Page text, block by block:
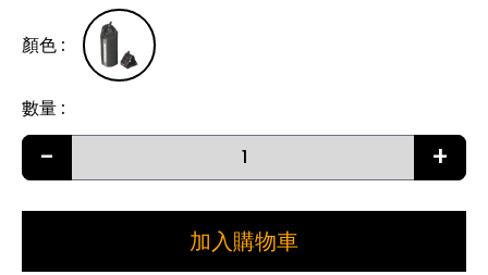
顏色 :
數量 :
- +
加入購物車